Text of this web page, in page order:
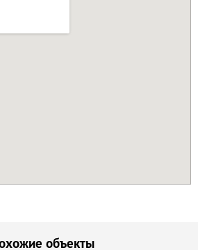
объекты